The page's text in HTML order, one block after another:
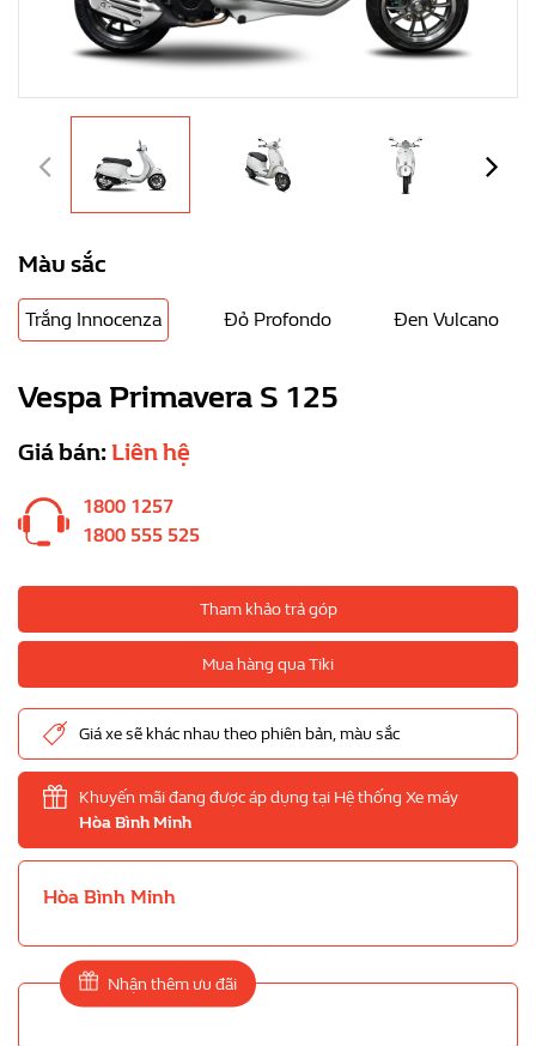
Màu sắc
Trắng Innocenza Đỏ Profondo Đen Vulcano
Vespa Primavera S 125
Giá bán:Liên hệ
1800 1257
1800 555 525
Tham khảo trả góp
Mua hàng qua Tiki
Giá xe sẽ khác nhau theo phiên bản, màu sắc
Khuyến mãi đang được áp dụng tại Hệ thống Xe máy
Hòa Bình Minh
Hòa Bình Minh
Nhận thêm ưu đãi